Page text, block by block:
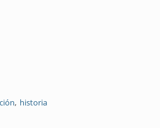
historia